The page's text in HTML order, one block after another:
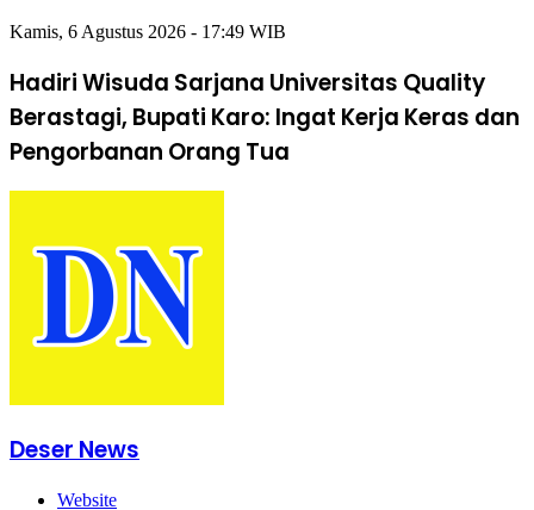
Kamis, 6 Agustus 2026 - 17:49 WIB
Hadiri Wisuda Sarjana Universitas Quality
Berastagi, Bupati Karo: Ingat Kerja Keras dan
Pengorbanan Orang Tua
Deser News
Website